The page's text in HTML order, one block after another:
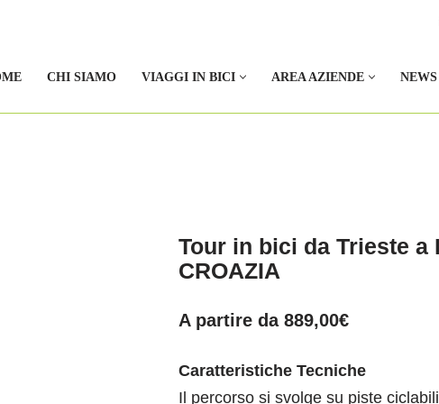
CHI SIAMO VIAGGI IN BICI AREA AZIENDE
Tour in bici da Trieste a
CROAZIA
A partire da 889,00€
Caratteristiche Tecniche
Il percorso si svolge su piste